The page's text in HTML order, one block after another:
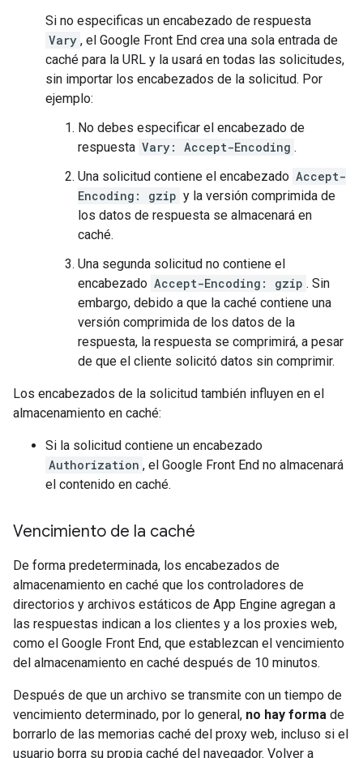
Si no especificas un encabezado de respuesta
Vary , el Google Front End crea una sola entrada de
caché para la URL y la usará en todas las solicitudes,
sin importar los encabezados de la solicitud. Por
ejemplo:
No debes especificar el encabezado de
respuesta Vary: Accept-Encoding .
Una solicitud contiene el encabezado Accept-
Encoding: gzip y la versión comprimida de
los datos de respuesta se almacenará en
caché.
Una segunda solicitud no contiene el
encabezado Accept-Encoding: gzip . Sin
embargo, debido a que la caché contiene una
versión comprimida de los datos de la
respuesta, la respuesta se comprimirá, a pesar
de que el cliente solicitó datos sin comprimir.
Los encabezados de la solicitud también influyen en el
almacenamiento en caché:
Si la solicitud contiene un encabezado
Authorization , el Google Front End no almacenará
el contenido en caché.
Vencimiento de la caché
De forma predeterminada, los encabezados de
almacenamiento en caché que los controladores de
directorios y archivos estáticos de App Engine agregan a
las respuestas indican a los clientes y a los proxies web,
como el Google Front End, que establezcan el vencimiento
del almacenamiento en caché después de 10 minutos.
Después de que un archivo se transmite con un tiempo de
vencimiento determinado, por lo general, no hay forma de
borrarlo de las memorias caché del proxy web, incluso si el
usuario borra su propia caché del navegador. Volver a